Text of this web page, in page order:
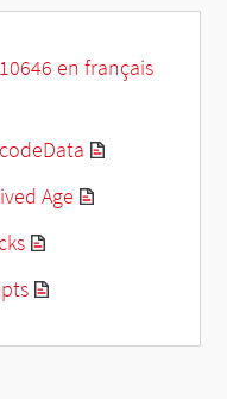
en français
Age